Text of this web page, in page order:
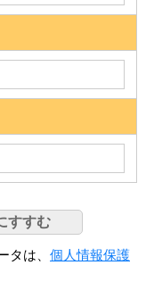
は、 個人情報保護